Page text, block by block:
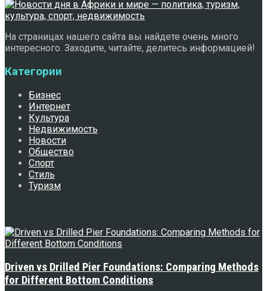
На страницах нашего сайта вы найдете очень много
интересного. Заходите, читайте, делитесь информацией!
Категории
Бизнес
Интернет
Культура
Недвижимость
Новости
Общество
Спорт
Стиль
Туризм
Driven vs Drilled Pier Foundations: Comparing Methods
for Different Bottom Conditions